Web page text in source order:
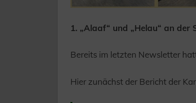
1. „Alaaf“ und „Helau“ an der
Bereits im letzten Newsletter
Hier zunächst der Bericht der